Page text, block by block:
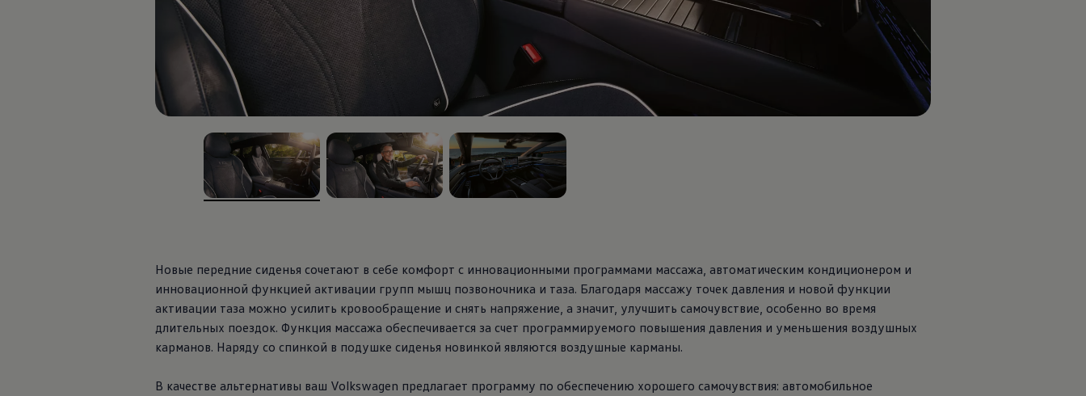
Отзыв подушек Takata по соображениям безопасности
, из
Новые передние сиденья сочетают в себе комфорт с инновационными программами массажа, автоматическим кондиционером и
инновационной функцией активации групп мышц позвоночника и таза. Благодаря массажу точек давления и новой функции
активации таза можно усилить кровообращение и снять напряжение, а значит, улучшить самочувствие, особенно во время
длительных поездок. Функция массажа обеспечивается за счет программируемого повышения давления и уменьшения воздушных
карманов. Наряду со спинкой в подушке сиденья новинкой являются воздушные карманы.
В качестве альтернативы ваш Volkswagen предлагает программу по обеспечению хорошего самочувствия: автомобильное